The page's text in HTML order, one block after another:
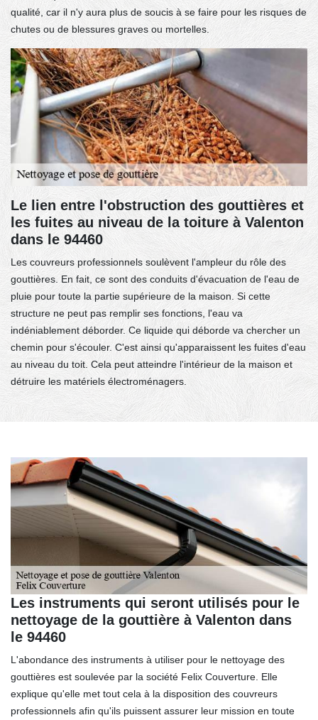
qualité, car il n'y aura plus de soucis à se faire pour les risques de
chutes ou de blessures graves ou mortelles.
Le lien entre l'obstruction des gouttières et
les fuites au niveau de la toiture à Valenton
dans le 94460
Les couvreurs professionnels soulèvent l'ampleur du rôle des
gouttières. En fait, ce sont des conduits d'évacuation de l'eau de
pluie pour toute la partie supérieure de la maison. Si cette
structure ne peut pas remplir ses fonctions, l'eau va
indéniablement déborder. Ce liquide qui déborde va chercher un
chemin pour s'écouler. C'est ainsi qu'apparaissent les fuites d'eau
au niveau du toit. Cela peut atteindre l'intérieur de la maison et
détruire les matériels électroménagers.
Les instruments qui seront utilisés pour le
nettoyage de la gouttière à Valenton dans
le 94460
L'abondance des instruments à utiliser pour le nettoyage des
gouttières est soulevée par la société Felix Couverture. Elle
explique qu'elle met tout cela à la disposition des couvreurs
professionnels afin qu'ils puissent assurer leur mission en toute